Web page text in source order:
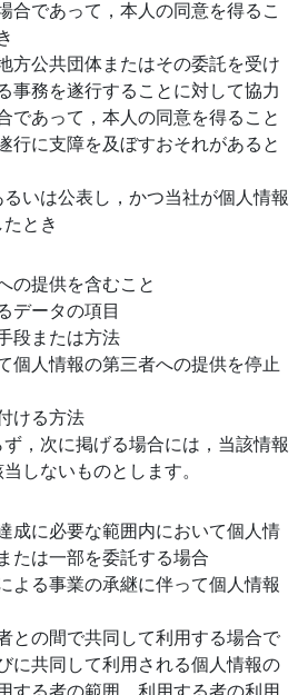
合であって，本人の同意を得るこ
方公共団体またはその委託を受け
事務を遂行することに対して協力
であって，本人の同意を得ること
行に支障を及ぼすおそれがあると
いは公表し，かつ当社が個人情報
とき
の提供を含むこと
データの項目
段または方法
個人情報の第三者への提供を停止
ける方法
，次に掲げる場合には，当該情報
しないものとします。
成に必要な範囲内において個人情
たは一部を委託する場合
よる事業の承継に伴って個人情報
との間で共同して利用する場合で
に共同して利用される個人情報の
する者の範囲，利用する者の利用